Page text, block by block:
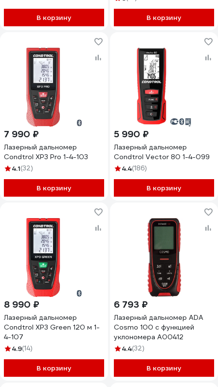
В корзину В корзину
7 990 ₽
Лазерный дальномер
Condtrol XP3 Pro 1-4-103
4.1(32)
В корзину
5 990 ₽
Лазерный дальномер
Condtrol Vector 80 1-4-099
4.4(186)
В корзину
8 990 ₽
Лазерный дальномер
Condtrol XP3 Green 120 м 1-
4-107
4.9(14)
В корзину
6 793 ₽
Лазерный дальномер ADA
Cosmo 100 с функцией
уклономера А00412
4.4(32)
В корзину